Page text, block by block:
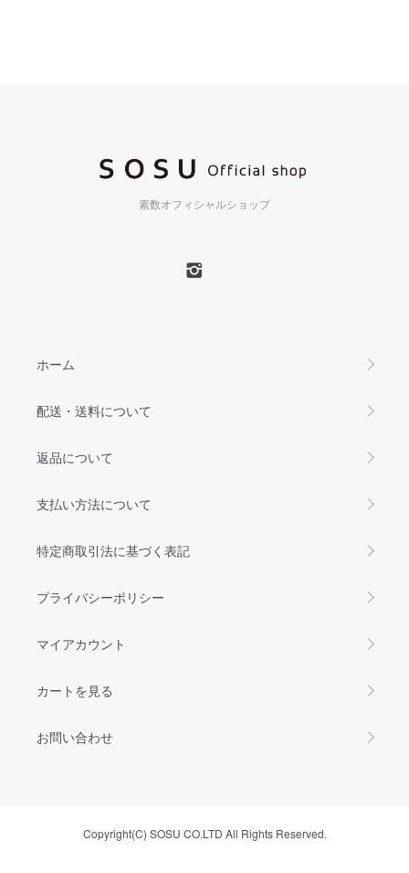
素数オフィシャルショップ
ホーム
配送・送料について
返品について
支払い方法について
特定商取引法に基づく表記
プライバシーポリシー
マイアカウント
カートを見る
お問い合わせ
Copyright(C) SOSU CO.LTD All Rights Reserved.